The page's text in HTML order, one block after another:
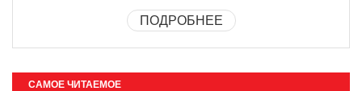
ПОДРОБНЕЕ
САМОЕ ЧИТАЕМОЕ